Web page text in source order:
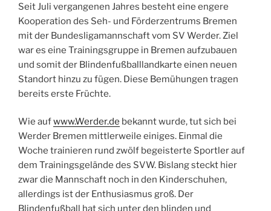
Seit Juli vergangenen Jahres besteht eine engere
Kooperation des Seh- und Förderzentrums Bremen
mit der Bundesligamannschaft vom SV Werder. Ziel
war es eine Trainingsgruppe in Bremen aufzubauen
und somit der Blindenfußballlandkarte einen neuen
Standort hinzu zu fügen. Diese Bemühungen tragen
bereits erste Früchte.
Wie aufwww.Werder.de bekannt wurde, tut sich bei
Werder Bremen mittlerweile einiges. Einmal die
Woche trainieren rund zwölf begeisterte Sportler auf
dem Trainingsgelände des SVW. Bislang steckt hier
zwar die Mannschaft noch in den Kinderschuhen,
allerdings ist der Enthusiasmus groß. Der
Blindenfußball hat sich unter den blinden und